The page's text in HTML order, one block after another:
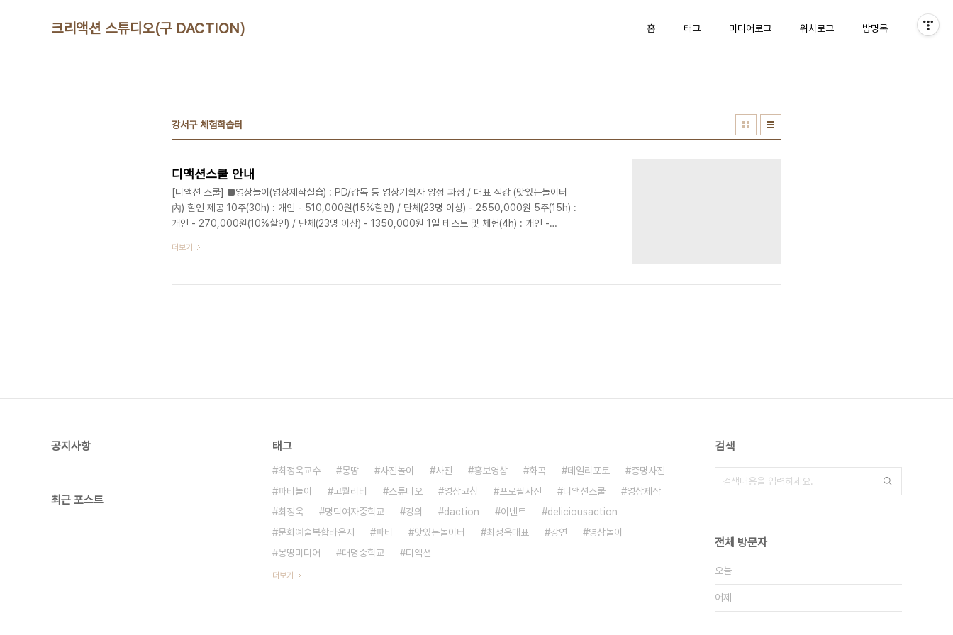
크리액션 스튜디오(구 DACTION) 홈 태그 미디어로그 위치로그 방명록
강서구 체험학습터
디액션스쿨 안내
[디액션 스쿨] ■영상놀이(영상제작실습) : PD/감독 등 영상기획자 양성 과정 / 대표 직강 (맛있는놀이터
內) 할인 제공 10주(30h) : 개인 - 510,000원(15%할인) / 단체(23명 이상) - 2550,000원 5주(15h) :
개인 - 270,000원(10%할인) / 단체(23명 이상) - 1350,000원 1일 테스트 및 체험(4h) : 개인 -
상) - 3000,000원 5주(15h) : 개인 - 300,000원 / 단체(23명 이상) - 1500,000원 1일 체험 학습
더보기
공지사항
최근 포스트
태그
최정욱교수 몽땅 사진놀이 사진 홍보영상 화곡 데일리포토
증명사진
파티놀이
고퀄리티 스튜디오 영상코칭 프로필사진 디액션스쿨
영상제작
최정욱
명덕여자중학교 강의 daction 이벤트
deliciousaction
문화예술복합라운지
파티 맛있는놀이터 최정욱대표 강연
영상놀이
몽땅미디어
대명중학교 디액션
더보기
검색
전체 방문자
오늘
어제